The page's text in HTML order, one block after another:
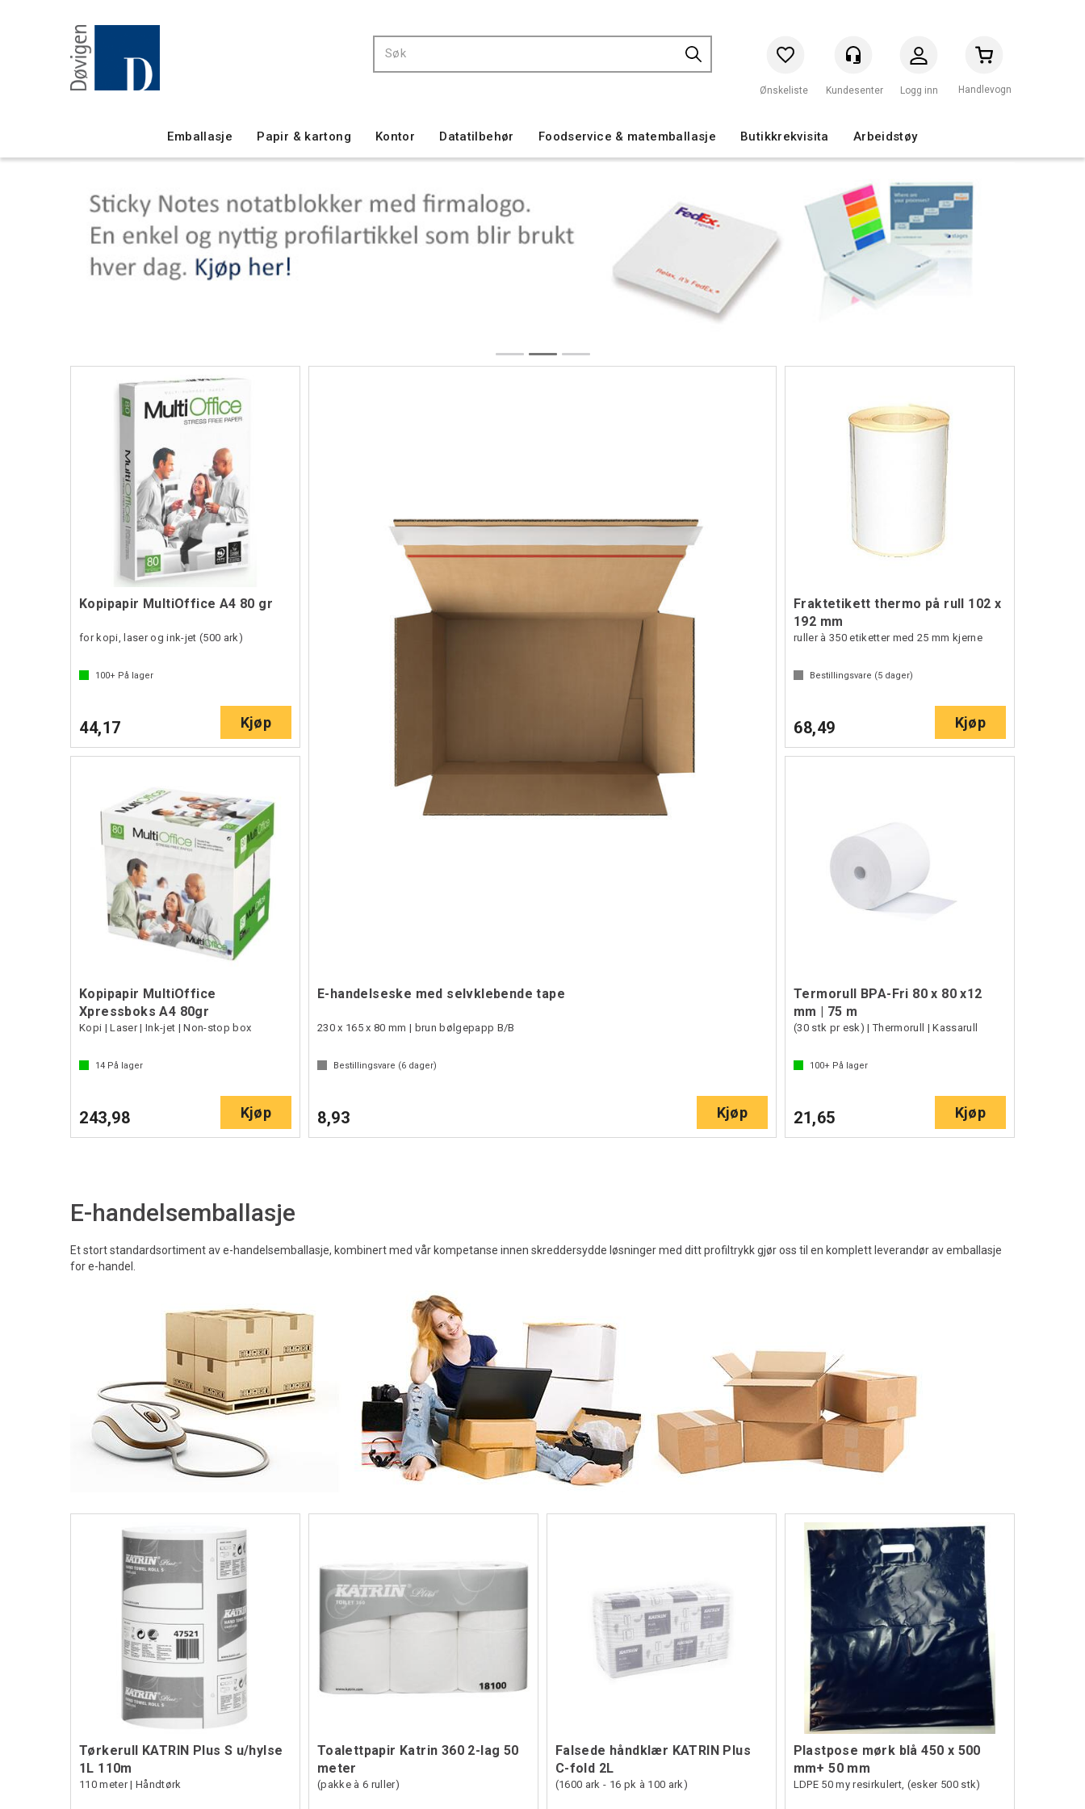
Logg inn Handlevogn
Emballasje Papir & kartong Kontor Datatilbehør Foodservice & matemballasje Butikkrekvisita Arbeidstøy
Kopipapir MultiOffice A4 80 gr
for kopi, laser og ink-jet (500 ark)
100+ På lager
44,17 Kjøp
E-handelseske med selvklebende tape
230 x 165 x 80 mm | brun bølgepapp B/B
Bestillingsvare (6 dager)
8,93 Kjøp
Fraktetikett thermo på rull 102 x
192 mm
ruller à 350 etiketter med 25 mm kjerne
Bestillingsvare (5 dager)
68,49 Kjøp
Kopipapir MultiOffice
Xpressboks A4 80gr
Kopi | Laser | Ink-jet | Non-stop box
14 På lager
243,98 Kjøp
Termorull BPA-Fri 80 x 80 x12
mm | 75 m
(30 stk pr esk) | Thermorull | Kassarull
100+ På lager
21,65 Kjøp
E-handelsemballasje
Et stort standardsortiment av e-handelsemballasje, kombinert med vår kompetanse innen skreddersydde løsninger med ditt profiltrykk gjør oss til en komplett leverandør av emballasje
for e-handel.
Tørkerull KATRIN Plus S u/hylse
1L 110m
110 meter | Håndtørk
Toalettpapir Katrin 360 2-lag 50
meter
(pakke à 6 ruller)
Falsede håndklær KATRIN Plus
C-fold 2L
(1600 ark - 16 pk à 100 ark)
Plastpose mørk blå 450 x 500
mm+ 50 mm
LDPE 50 my resirkulert, (esker 500 stk)